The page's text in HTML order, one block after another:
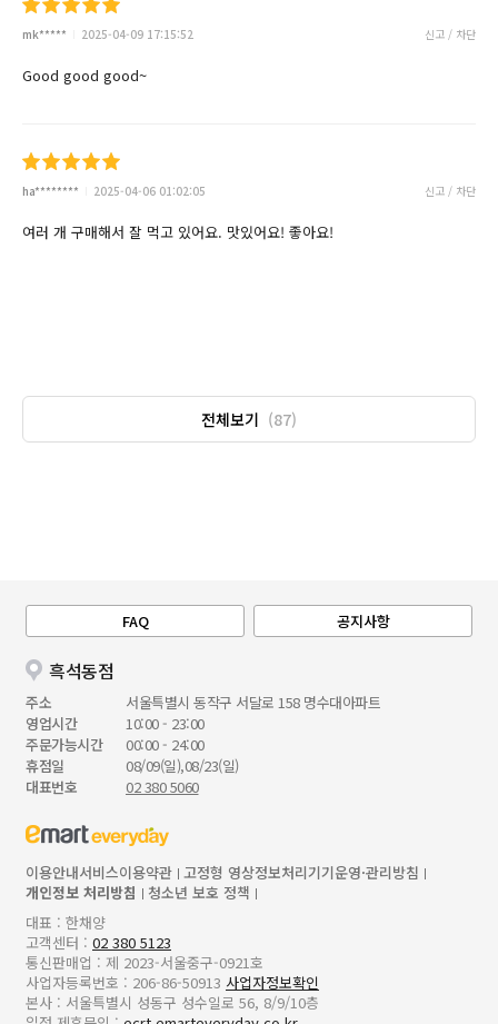
mk***** 2025-04-09 17:15:52 신고 / 차단
Good good good~
ha******** 2025-04-06 01:02:05 신고 / 차단
여러 개 구매해서 잘 먹고 있어요. 맛있어요! 좋아요!
전체보기 (87)
FAQ 공지사항
흑석동점
주소
서울특별시 동작구 서달로 158 명수대아파트
영업시간
10:00 - 23:00
주문가능시간
00:00 - 24:00
휴점일
08/09(일),08/23(일)
대표번호
02 380 5060
이용안내서비스이용약관 고정형 영상정보처리기기운영·관리방침
개인정보 처리방침
청소년 보호 정책
대표 : 한채양
고객센터 : 02 380 5123
통신판매업 : 제 2023-서울중구-0921호
사업자등록번호 : 206-86-50913 사업자정보확인
본사 : 서울특별시 성동구 성수일로 56, 8/9/10층